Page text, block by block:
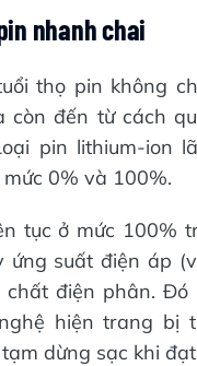
nhanh chai
thọ pin không
còn đến từ cách
pin lithium-ion
0% và 100%.
tục ở mức 100%
ứng suất điện áp
chất điện phân. Đó
hiện trang bị
dừng sạc khi